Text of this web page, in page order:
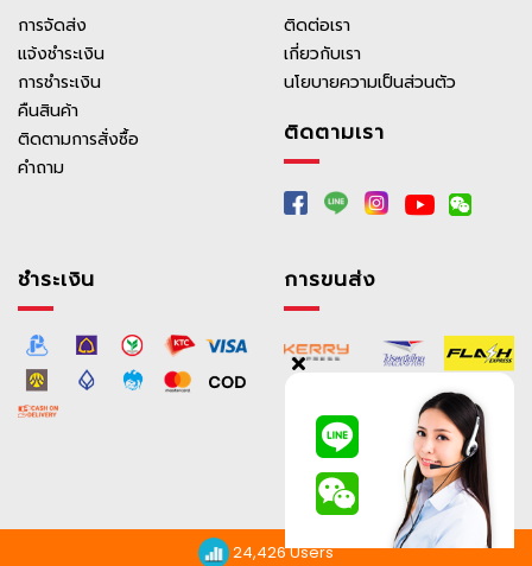
เข้าสู่ระบบ
การจัดส่ง
แจ้งชำระเงิน
การชำระเงิน
คืนสินค้า
ติดตามการสั่งซื้อ
คำถาม
ติดต่อเรา
เกี่ยวกับเรา
นโยบายความเป็นส่วนตัว
ติดตามเรา
ชำระเงิน การขนส่ง
24,426 Users